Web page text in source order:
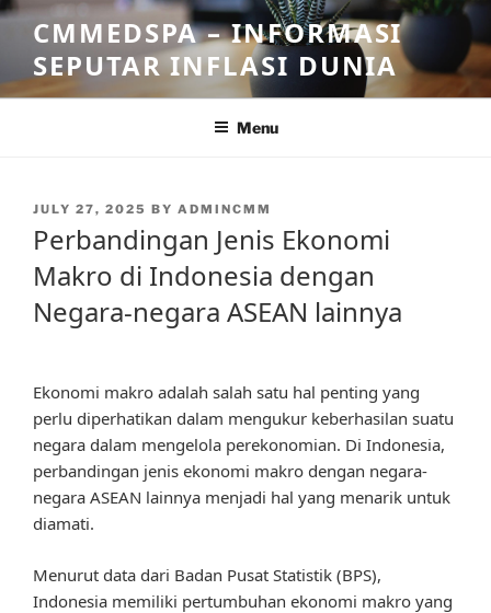
Skip
content
CMMEDSPA – INFORMASI
SEPUTAR INFLASI DUNIA
Menu
POSTED
JULY 27, 2025 BY ADMINCMM
Perbandingan Jenis Ekonomi
Makro di Indonesia dengan
Negara-negara ASEAN lainnya
Ekonomi makro adalah salah satu hal penting yang
perlu diperhatikan dalam mengukur keberhasilan suatu
negara dalam mengelola perekonomian. Di Indonesia,
perbandingan jenis ekonomi makro dengan negara-
negara ASEAN lainnya menjadi hal yang menarik untuk
diamati.
Menurut data dari Badan Pusat Statistik (BPS),
Indonesia memiliki pertumbuhan ekonomi makro yang